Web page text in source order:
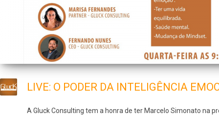
LIVE: O PODER DA INTELIGÊNCIA
A Gluck Consulting tem a honra de ter Marcelo Simonato na